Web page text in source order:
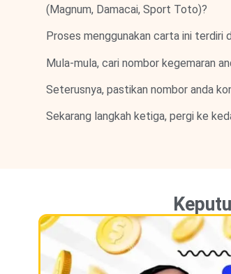
(Magnum, Damacai, Sport Toto)?
Proses menggunakan carta ini terdiri
Mula-mula, cari nombor kegemaran
Seterusnya, pastikan nombor anda
Sekarang langkah ketiga, pergi ke